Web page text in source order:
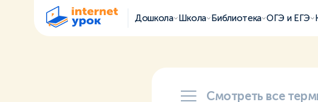
Дошкола Школа Библиотека ОГЭ и ЕГЭ
Смотреть все